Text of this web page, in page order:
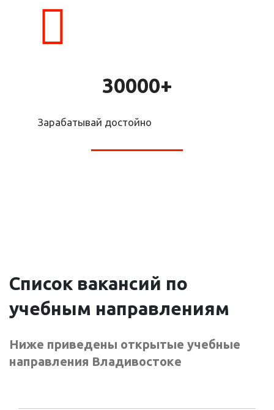
30000+
Зарабатывай достойно
Список вакансий по
учебным направлениям
Ниже приведены открытые учебные
направления Владивостоке